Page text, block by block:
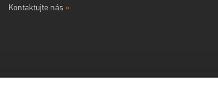
Kontaktujte nás »